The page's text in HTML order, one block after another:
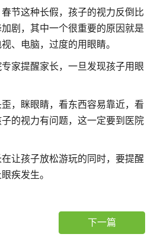
这种长假，孩子的视力反倒比
剧，其中一个很重要的原因就是
、电脑，过度的用眼睛。
提醒家长，一旦发现孩子用眼
眯眼睛，看东西容易靠近，看
的视力有问题，这一定要到医院
孩子放松游玩的同时，要提醒
疾发生。
下一篇